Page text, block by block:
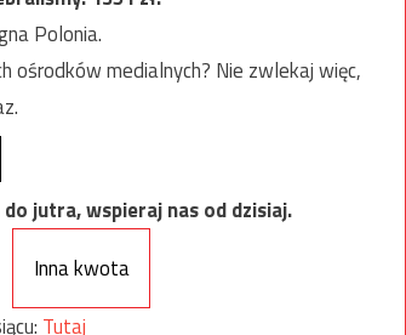
Polonia.
medialnych? Nie zwlekaj więc,
jutra, wspieraj nas od dzisiaj.
Inna kwota
Tutaj